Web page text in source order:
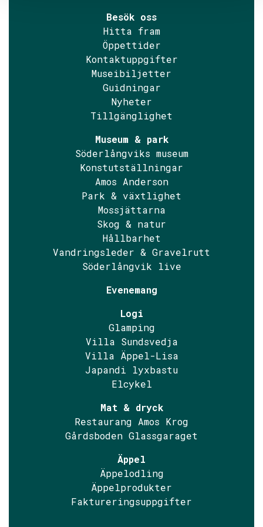
Besök oss
Hitta fram
Öppettider
Kontaktuppgifter
Museibiljetter
Guidningar
Nyheter
Tillgänglighet
Museum & park
Söderlångviks museum
Konstutställningar
Amos Anderson
Park & växtlighet
Mossjättarna
Skog & natur
Hållbarhet
Vandringsleder & Gravelrutt
Söderlångvik live
Evenemang
Logi
Glamping
Villa Sundsvedja
Villa Äppel-Lisa
Japandi lyxbastu
Elcykel
Mat & dryck
Restaurang Amos Krog
Gårdsboden Glassgaraget
Äppel
Äppelodling
Äppelprodukter
Faktureringsuppgifter